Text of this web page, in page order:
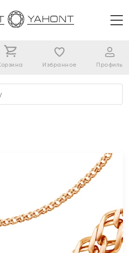
Избранное Профиль